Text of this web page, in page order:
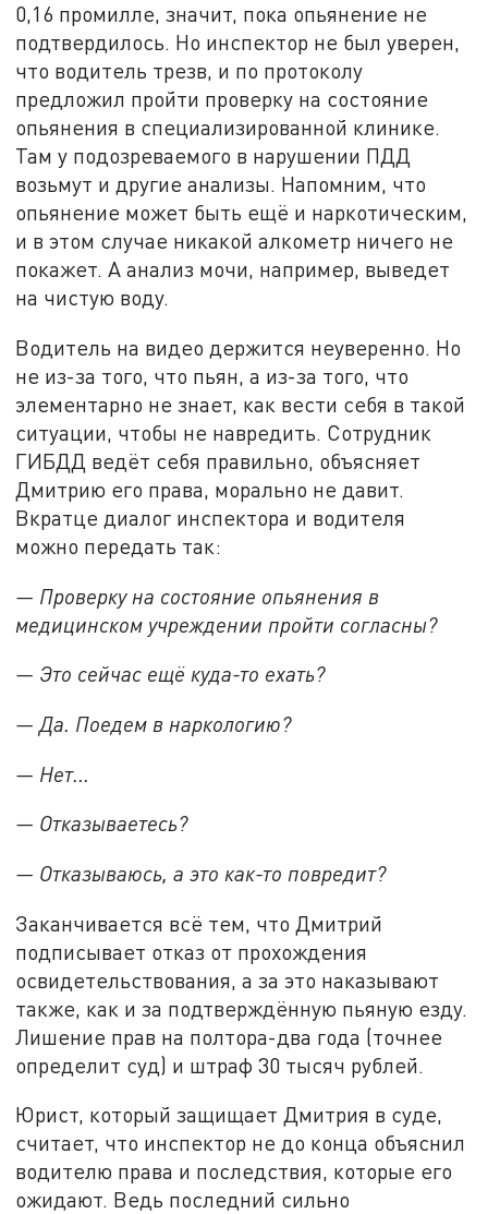
0,16 промилле, значит, пока опьянение не
подтвердилось. Но инспектор не был уверен,
что водитель трезв, и по протоколу
предложил пройти проверку на состояние
опьянения в специализированной клинике.
Там у подозреваемого в нарушении ПДД
возьмут и другие анализы. Напомним, что
опьянение может быть ещё и наркотическим,
и в этом случае никакой алкометр ничего не
покажет. А анализ мочи, например, выведет
на чистую воду.
Водитель на видео держится неуверенно. Но
не из-за того, что пьян, а из-за того, что
элементарно не знает, как вести себя в такой
ситуации, чтобы не навредить. Сотрудник
ГИБДД ведёт себя правильно, объясняет
Дмитрию его права, морально не давит.
Вкратце диалог инспектора и водителя
можно передать так:
— Проверку на состояние опьянения в
медицинском учреждении пройти согласны?
— Это сейчас ещё куда-то ехать?
— Да. Поедем в наркологию?
— Нет...
— Отказываетесь?
— Отказываюсь, а это как-то повредит?
Заканчивается всё тем, что Дмитрий
подписывает отказ от прохождения
освидетельствования, а за это наказывают
также, как и за подтверждённую пьяную езду.
Лишение прав на полтора-два года (точнее
определит суд) и штраф 30 тысяч рублей.
Юрист, который защищает Дмитрия в суде,
считает, что инспектор не до конца объяснил
водителю права и последствия, которые его
ожидают. Ведь последний сильно